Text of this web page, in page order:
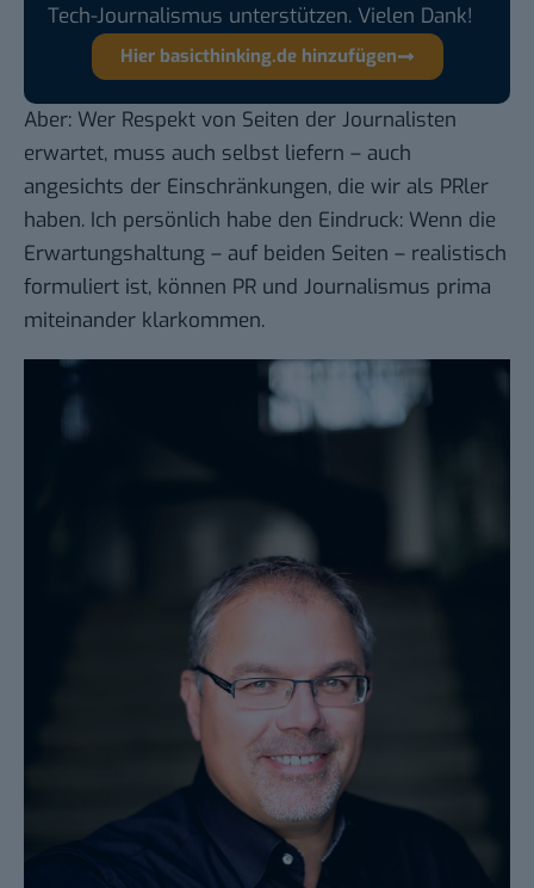
Tech-Journalismus unterstützen. Vielen Dank!
Hier basicthinking.de hinzufügen
Aber: Wer Respekt von Seiten der Journalisten
erwartet, muss auch selbst liefern – auch
angesichts der Einschränkungen, die wir als PRler
haben. Ich persönlich habe den Eindruck: Wenn die
Erwartungshaltung – auf beiden Seiten – realistisch
formuliert ist, können PR und Journalismus prima
miteinander klarkommen.